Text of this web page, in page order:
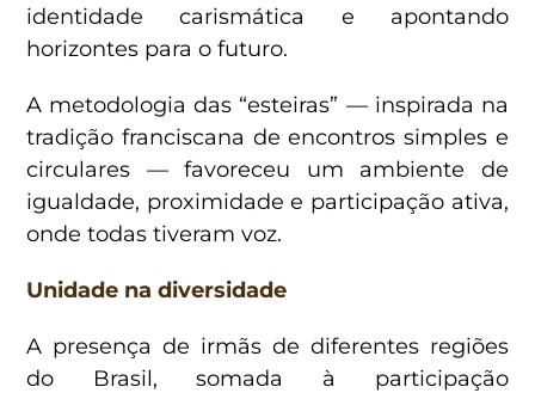
identidade carismática e apontando
horizontes para o futuro.
A metodologia das “esteiras” — inspirada na
tradição franciscana de encontros simples e
circulares — favoreceu um ambiente de
igualdade, proximidade e participação ativa,
onde todas tiveram voz.
Unidade na diversidade
A presença de irmãs de diferentes regiões
do Brasil, somada à participação